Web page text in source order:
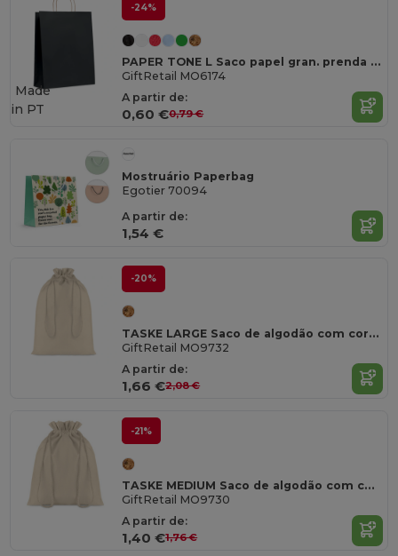
-24%
PAPER TONE L Saco papel gran. prenda 90g/m²
GiftRetail MO6174
A partir de:
0,60 €0,79 €
Made
in PT
Mostruário Paperbag
Egotier 70094
A partir de:
1,54 €
-20%
TASKE LARGE Saco de algodão com cordão
GiftRetail MO9732
A partir de:
1,66 €2,08 €
-21%
TASKE MEDIUM Saco de algodão com cordão
GiftRetail MO9730
A partir de:
1,40 €1,76 €